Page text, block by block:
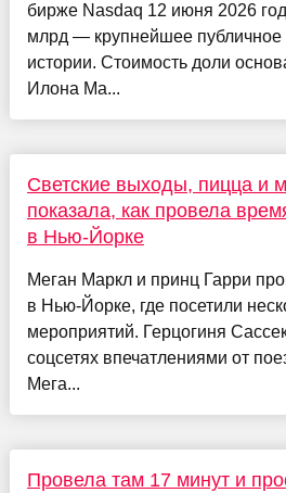
бирже Nasdaq 12 июня 2026
млрд — крупнейшее
истории. Стоимость доли
Илона Ма...
Светские выходы, пицца и
показала, как провела
в Нью-Йорке
Меган Маркл и принц Гарри
в Нью-Йорке, где посетили
мероприятий. Герцогиня
соцсетях впечатлениями от
Мега...
Провела там 17 минут и